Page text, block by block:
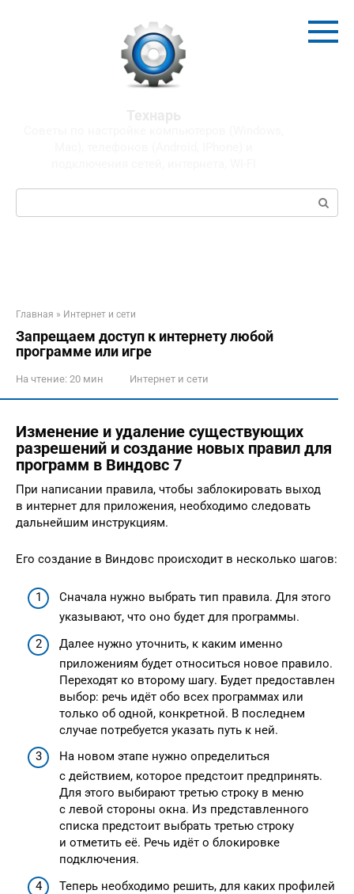
Поиск:
Главная » Интернет и сети
Запрещаем доступ к интернету любой
программе или игре
На чтение: 20 мин Интернет и сети
Изменение и удаление существующих
разрешений и создание новых правил для
программ в Виндовс 7
При написании правила, чтобы заблокировать выход
в интернет для приложения, необходимо следовать
дальнейшим инструкциям.
Его создание в Виндовс происходит в несколько шагов:
Сначала нужно выбрать тип правила. Для этого
указывают, что оно будет для программы.
Далее нужно уточнить, к каким именно
приложениям будет относиться новое правило.
Переходят ко второму шагу. Будет предоставлен
выбор: речь идёт обо всех программах или
только об одной, конкретной. В последнем
случае потребуется указать путь к ней.
На новом этапе нужно определиться
с действием, которое предстоит предпринять.
Для этого выбирают третью строку в меню
с левой стороны окна. Из представленного
списка предстоит выбрать третью строку
и отметить её. Речь идёт о блокировке
подключения.
Теперь необходимо решить, для каких профилей